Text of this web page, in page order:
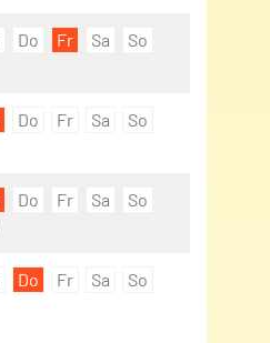
Do Fr Sa
So
Do Fr Sa
So
Do Fr Sa
So
Do Fr Sa
So